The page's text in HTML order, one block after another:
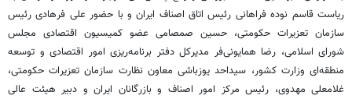
ریاست قاسم نوده فراهانی رئیس اتاق اصناف ایران و با حضور علی فرهادی رئیس
سازمان تعزیرات حکومتی، حسین صمصامی عضو کمیسیون اقتصادی مجلس
شورای اسلامی، رضا همایونی‌فر مدیرکل دفتر برنامه‌ریزی امور اقتصادی و توسعه
منطقه‌ای وزارت کشور، سیداحد یوزباشی معاون نظارت سازمان تعزیرات حکومتی،
غلامعلی مهدوی، رئیس مرکز امور اصناف و بازرگانان ایران و دبیر هیئت عالی